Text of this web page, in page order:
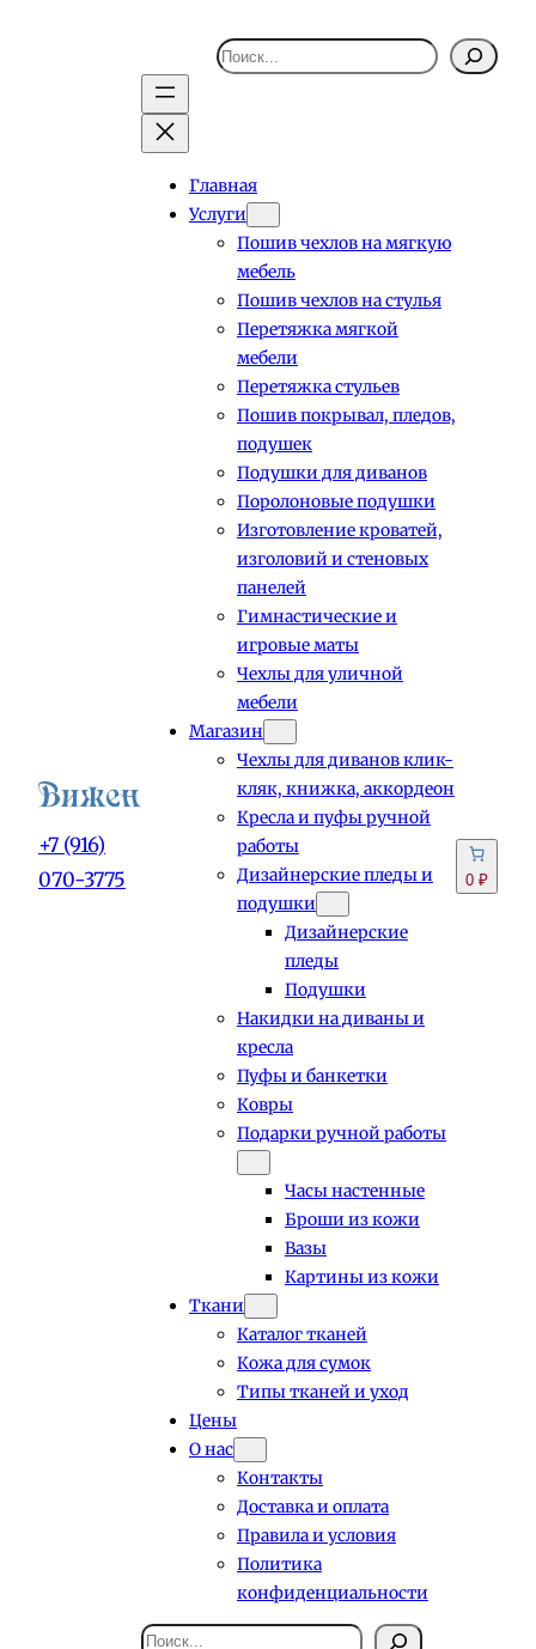
+7 (916)
070-3775
Поиск
Главная
Услуги
Пошив чехлов на мягкую
мебель
Пошив чехлов на стулья
Перетяжка мягкой
мебели
Перетяжка стульев
Пошив покрывал, пледов,
подушек
Подушки для диванов
Поролоновые подушки
Изготовление кроватей,
изголовий и стеновых
панелей
Гимнастические и
игровые маты
Чехлы для уличной
мебели
Магазин
Чехлы для диванов клик-
кляк, книжка, аккордеон
Кресла и пуфы ручной
работы
Дизайнерские пледы и
подушки
Дизайнерские
пледы
Подушки
Накидки на диваны и
кресла
Пуфы и банкетки
Ковры
Подарки ручной работы
Часы настенные
Броши из кожи
Вазы
Картины из кожи
Ткани
Каталог тканей
Кожа для сумок
Типы тканей и уход
Цены
О нас
Контакты
Доставка и оплата
Правила и условия
Политика
конфиденциальности
Поиск
0 ₽